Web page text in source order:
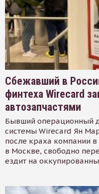
Сбежавший в
финтеха Wirecard
автозапчастями
Бывший операционный
системы Wirecard Ян
после краха компании в
в Москве, свободно
ездит на